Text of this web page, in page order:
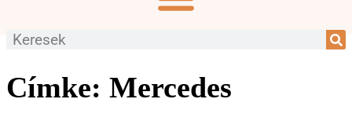
Címke: Mercedes